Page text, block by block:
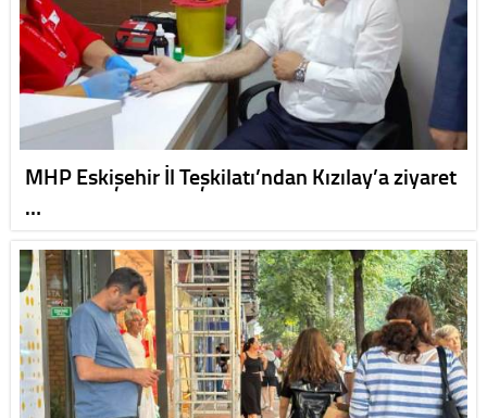
MHP Eskişehir İl Teşkilatı’ndan Kızılay’a ziyaret
…